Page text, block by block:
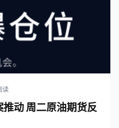
读
动 周二原油期货反